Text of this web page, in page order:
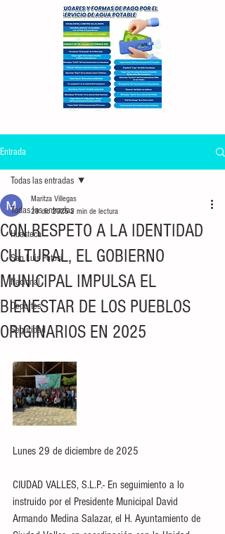
Entrada
Todas las entradas
Huasteca
San Luis Potosí
Nacional
Deportes
Seguridad
Todas las entradas
CON RESPETO A LA IDENTIDAD
CULTURAL, EL GOBIERNO
MUNICIPAL IMPULSA EL
BIENESTAR DE LOS PUEBLOS
ORIGINARIOS EN 2025
Maritza Villegas
29 dic 20252 min de lectura
Lunes 29 de diciembre de 2025
CIUDAD VALLES, S.L.P.- En seguimiento a lo
instruido por el Presidente Municipal David
Armando Medina Salazar, el H. Ayuntamiento de